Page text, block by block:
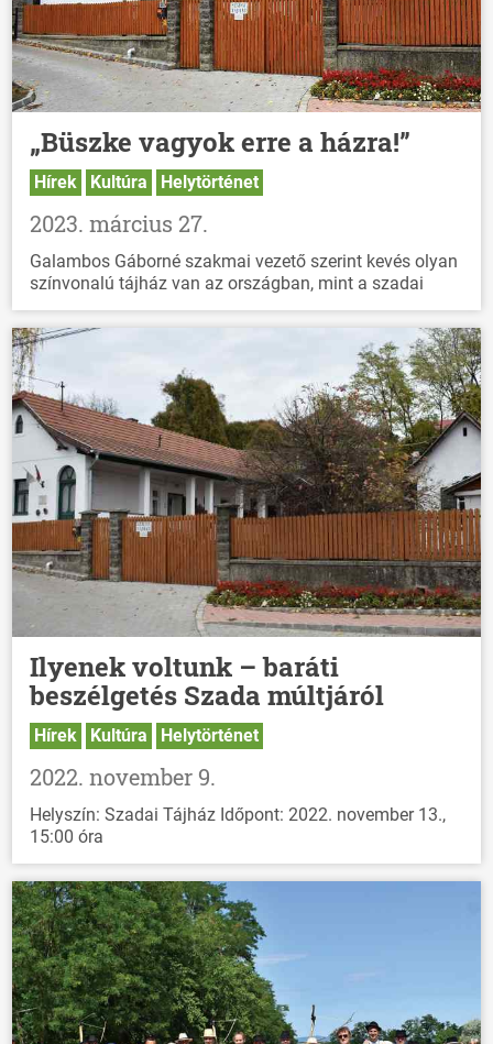
ÖNKORMÁNYZAT
ÜGYINTÉZÉS
KÖZÖSSÉG
„Büszke vagyok erre a házra!”
Hírek Kultúra Helytörténet
2023. március 27.
Galambos Gáborné szakmai vezető szerint kevés olyan
színvonalú tájház van az országban, mint a szadai
Ilyenek voltunk – baráti
beszélgetés Szada múltjáról
Hírek Kultúra Helytörténet
2022. november 9.
Helyszín: Szadai Tájház Időpont: 2022. november 13.,
15:00 óra